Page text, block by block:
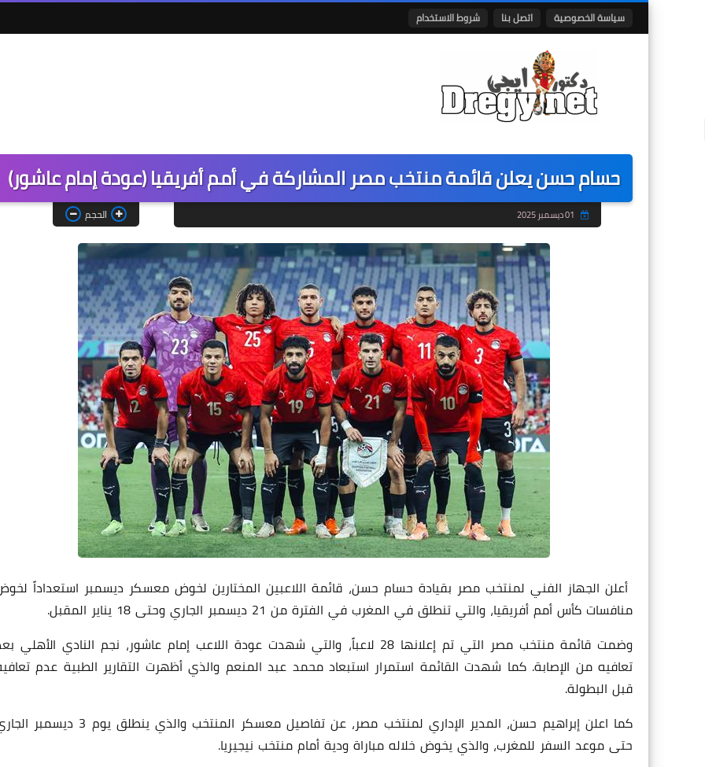
سياسة الخصوصية اتصل بنا شروط الاستخدام
حسام حسن يعلن قائمة منتخب مصر المشاركة في أمم أفريقيا (عودة إمام عاشور)
الحجم
أعلن الجهاز الفني لمنتخب مصر بقيادة حسام حسن، قائمة اللاعبين المختارين لخوض معسكر ديسمبر استعداداً
منافسات كأس أمم أفريقيا، والتي تنطلق في المغرب في الفترة من 21 ديسمبر الجاري وحتى 18 يناير المقبل.
وضمت قائمة منتخب مصر التي تم إعلانها 28 لاعباً، والتي شهدت عودة اللاعب إمام عاشور، نجم النادي الأهلي
تعافيه من الإصابة. كما شهدت القائمة استمرار استبعاد محمد عبد المنعم والذي أظهرت التقارير الطبية عدم
قبل البطولة.
كما اعلن إبراهيم حسن، المدير الإداري لمنتخب مصر، عن تفاصيل معسكر المنتخب والذي ينطلق يوم 3
حتى موعد السفر للمغرب، والذي يخوض خلاله مباراة ودية أمام منتخب نيجيريا.